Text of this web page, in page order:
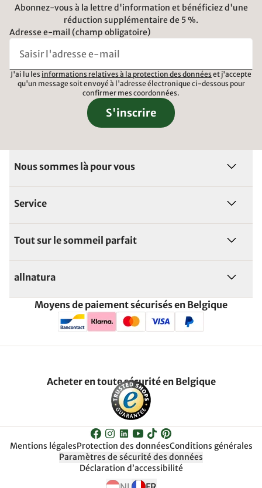
Abonnez-vous à la lettre d'information et bénéficiez d'une
réduction supplémentaire de 5 %.
Adresse e-mail (champ obligatoire)
J'ai lu les informations relatives à la protection des données et j'accepte
qu'un message soit envoyé à l'adresse électronique ci-dessous pour
confirmer mes coordonnées.
S'inscrire
Nous sommes là pour vous
Service
Tout sur le sommeil parfait
allnatura
Moyens de paiement sécurisés en Belgique
Acheter en toute sécurité en Belgique
Mentions légalesProtection des donnéesConditions générales
Paramètres de sécurité des données
Déclaration d’accessibilité